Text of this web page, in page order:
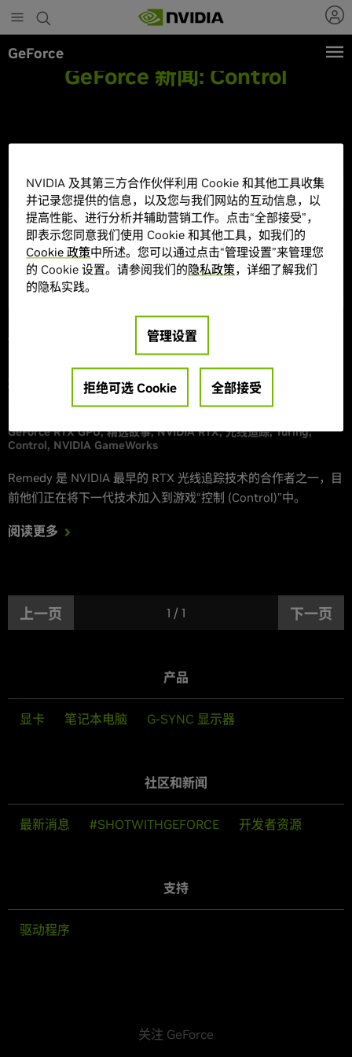
to
main
content
GeForce
GeForce 新闻: Control
2018年8月20日
Remedy Entertainment 在游戏“控制 (Control)”中
增加了 NVIDIA RTX，力求实现绚丽的实时光线追踪
反射和全局照明效果
GeForce RTX GPU 精选故事 NVIDIA RTX 光线追踪 Turing
Control NVIDIA GameWorks
Remedy 是 NVIDIA 最早的 RTX 光线追踪技术的合作者之一，目
前他们正在将下一代技术加入到游戏“控制 (Control)”中。
阅读更多
上一页 1 / 1 下一页
产品
显卡 笔记本电脑 G-SYNC 显示器
社区和新闻
最新消息 #SHOTWITHGEFORCE 开发者资源
支持
驱动程序
关注 GeForce
NVIDIA 及其第三方合作伙伴利用 Cookie 和其他工具收集
并记录您提供的信息，以及您与我们网站的互动信息，以
提高性能、进行分析并辅助营销工作。点击“全部接受”，
即表示您同意我们使用 Cookie 和其他工具，如我们的
Cookie 政策中所述。您可以通过点击“管理设置”来管理您
的 Cookie 设置。请参阅我们的隐私政策，详细了解我们
的隐私实践。
管理设置
拒绝可选 Cookie 全部接受